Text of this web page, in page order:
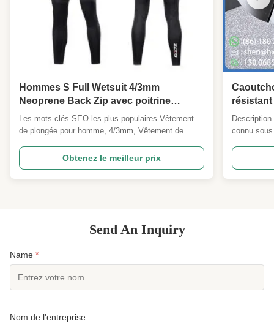
Hommes S Full Wetsuit 4/3mm
Neoprene Back Zip avec poitrine
Panneau à peau lisse Surf thermique /
Maillot de plongée Surf en eau libre
Les mots clés SEO les plus populaires Vêtement
de plongée pour homme, 4/3mm, Vêtement de
poitrine, Vêtement de plongée résistant au vent,
cousu à l'aveugle, Vêtement thermique, Vêtement
de surf, Vêtement de plongée, Vêtement de plongée
Obtenez le meilleur prix
joints
connu
sa
Send An Inquiry
Name *
Nom de l'entreprise